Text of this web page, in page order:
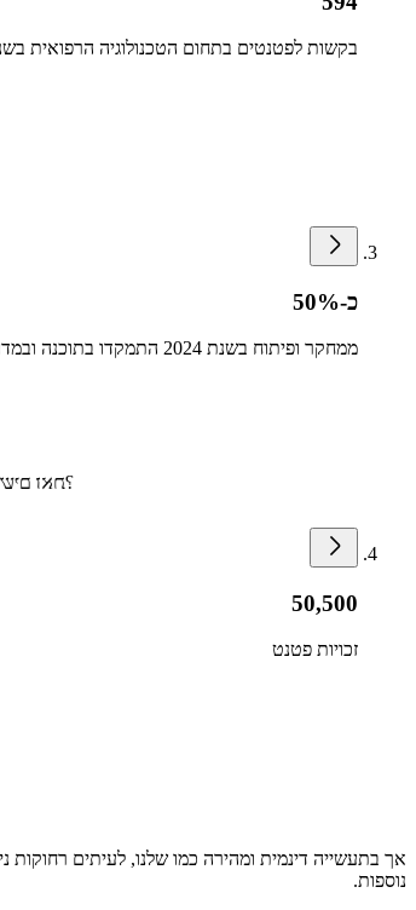
בקשות לפטנטים בתחום הטכנולוגיה הרפואית בשנת
כ-50%
ממחקר ופיתוח בשנת 2024 התמקדו בתוכנה ובמדעי הנתונים
50,500
זכויות פטנט
אך בתעשייה דינמית ומהירה כמו שלנו, לעיתים
נוספות.